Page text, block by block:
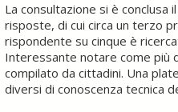
La consultazione si è conclusa
risposte, di cui circa un terzo
rispondente su cinque è
Interessante notare come più
compilato da cittadini. Una
diversi di conoscenza tecnica